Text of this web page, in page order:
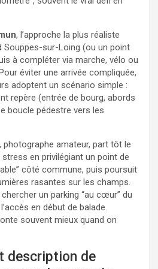
, l’approche la plus réaliste
Souppes-sur-Loing (ou un point
à compléter via marche, vélo ou
éviter une arrivée compliquée,
adoptent un scénario simple :
repère (entrée de bourg, abords
boucle pédestre vers les
amateur, part tôt le
en privilégiant un point de
côté commune, puis poursuit
rasantes sur les champs.
un parking “au cœur” du
en début de balade.
souvent mieux quand on
description de